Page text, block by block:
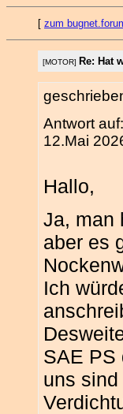
[ zum
[MOTOR] Re: Hat
Antwort auf:
12.Mai
Hallo,
Ja, man
aber es
Ich
SAE PS
uns